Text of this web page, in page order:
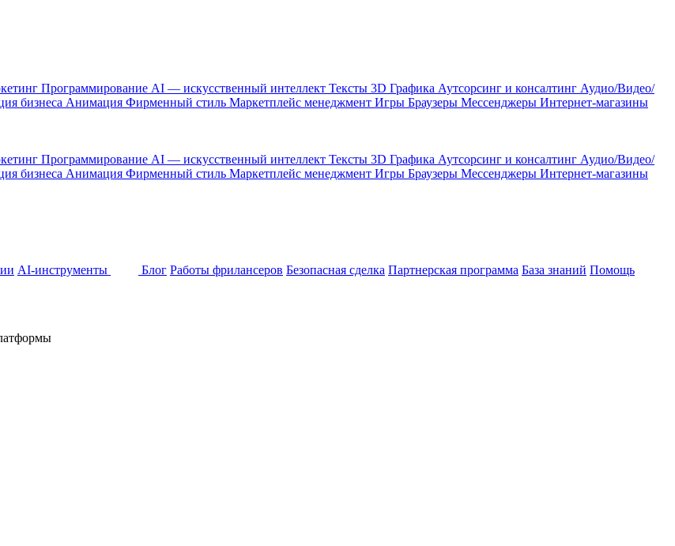
Программирование AI — искусственный интеллект Тексты 3D Графика Аутсорсинг и консалтинг Аудио/Видео/
бизнеса Анимация Фирменный стиль Маркетплейс менеджмент Игры Браузеры Мессенджеры Интернет-магазины
Программирование AI — искусственный интеллект Тексты 3D Графика Аутсорсинг и консалтинг Аудио/Видео/
бизнеса Анимация Фирменный стиль Маркетплейс менеджмент Игры Браузеры Мессенджеры Интернет-магазины
AI-инструменты Блог Работы фрилансеров Безопасная сделка Партнерская программа База знаний Помощь